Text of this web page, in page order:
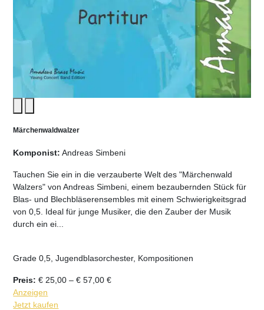
Märchenwaldwalzer
Komponist: Andreas Simbeni
Tauchen Sie ein in die verzauberte Welt des "Märchenwald
Walzers" von Andreas Simbeni, einem bezaubernden Stück für
Blas- und Blechbläserensembles mit einem Schwierigkeitsgrad
von 0,5. Ideal für junge Musiker, die den Zauber der Musik
durch ein ei...
Grade 0,5, Jugendblasorchester, Kompositionen
Preis: € 25,00 –€ 57,00Preisspanne:
€
Anzeigen
Jetzt kaufen